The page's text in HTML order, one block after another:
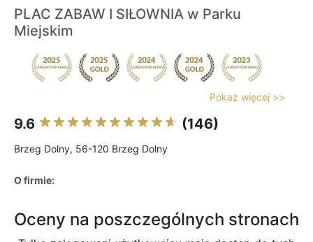
PLAC ZABAW I SIŁOWNIA w Parku
Miejskim
Pokaż więcej >>
9.6 (146)
Brzeg Dolny, 56-120 Brzeg Dolny
O firmie:
Oceny na poszczególnych stronach